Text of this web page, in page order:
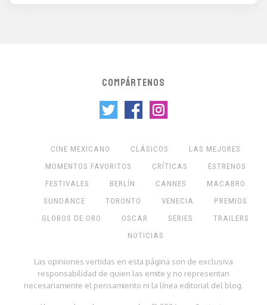
COMPÁRTENOS
CINE MEXICANO CLÁSICOS
LAS MEJORES
MOMENTOS FAVORITOS
CRÍTICAS
ESTRENOS
FESTIVALES
BERLÍN CANNES
MACABRO
SUNDANCE
TORONTO VENECIA
PREMIOS
GLOBOS DE ORO
OSCAR SERIES
TRAILERS
NOTICIAS
Las opiniones vertidas en esta página son de exclusiva
responsabilidad de quien las emite y no representan
necesariamente el pensamiento ni la línea editorial del blog.